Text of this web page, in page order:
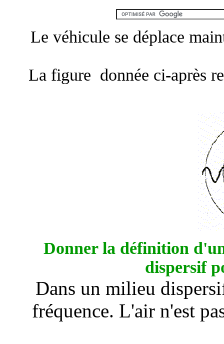
Le véhicule se déplace
La figure donnée ci-après
Donner la définition
dispersif
Dans un milieu
fréquence. L'air n'est